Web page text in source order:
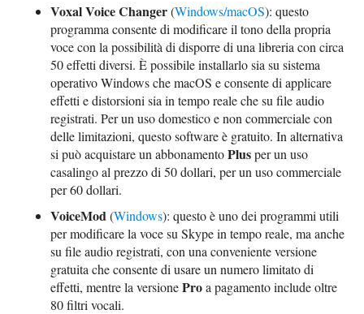
Voxal Voice Changer(Windows/macOS): questo
programma consente di modificare il tono della propria
voce con la possibilità di disporre di una libreria con circa
50 effetti diversi. È possibile installarlo sia su sistema
operativo Windows che macOS e consente di applicare
effetti e distorsioni sia in tempo reale che su file audio
registrati. Per un uso domestico e non commerciale con
delle limitazioni, questo software è gratuito. In alternativa
si può acquistare un abbonamentoPlusper un uso
casalingo al prezzo di 50 dollari, per un uso commerciale
per 60 dollari.
VoiceMod(Windows): questo è uno dei programmi utili
per modificare la voce su Skype in tempo reale, ma anche
su file audio registrati, con una conveniente versione
gratuita che consente di usare un numero limitato di
effetti, mentre la versioneProa pagamento include oltre
80 filtri vocali.